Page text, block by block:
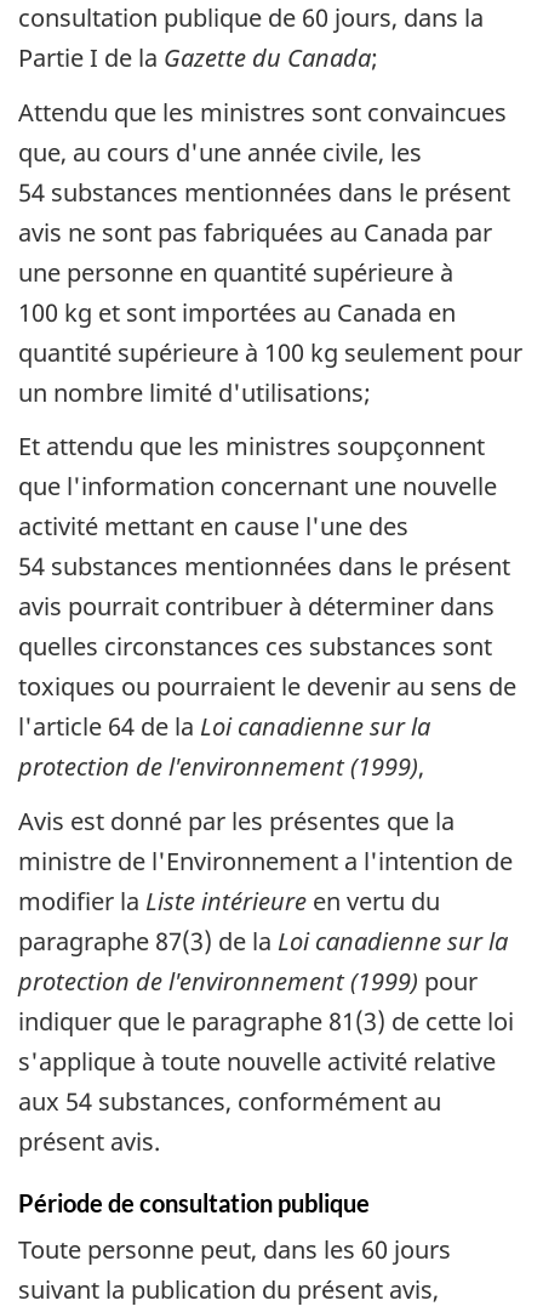
consultation publique de 60 jours, dans la
Partie I de la Gazette du Canada;
Attendu que les ministres sont convaincues
que, au cours d'une année civile, les
54 substances mentionnées dans le présent
avis ne sont pas fabriquées au Canada par
une personne en quantité supérieure à
100 kg et sont importées au Canada en
quantité supérieure à 100 kg seulement pour
un nombre limité d'utilisations;
Et attendu que les ministres soupçonnent
que l'information concernant une nouvelle
activité mettant en cause l'une des
54 substances mentionnées dans le présent
avis pourrait contribuer à déterminer dans
quelles circonstances ces substances sont
toxiques ou pourraient le devenir au sens de
l'article 64 de la Loi canadienne sur la
protection de l'environnement (1999),
Avis est donné par les présentes que la
ministre de l'Environnement a l'intention de
modifier la Liste intérieure en vertu du
paragraphe 87(3) de la Loi canadienne sur la
protection de l'environnement (1999) pour
indiquer que le paragraphe 81(3) de cette loi
s'applique à toute nouvelle activité relative
aux 54 substances, conformément au
présent avis.
Période de consultation publique
Toute personne peut, dans les 60 jours
suivant la publication du présent avis,